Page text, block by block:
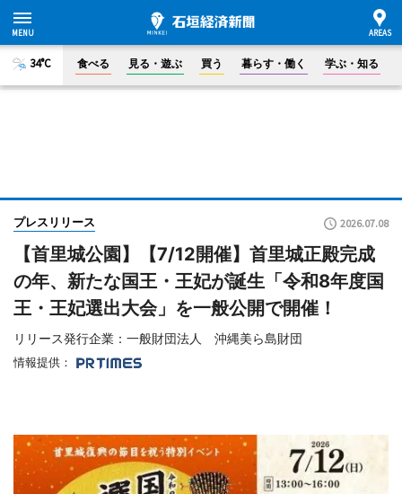
34°C 食べる 見る・遊ぶ 買う 暮らす・働く 学ぶ・知る
プレスリリース 2026.07.08
【首里城公園】【7/12開催】首里城正殿完成
の年、新たな国王・王妃が誕生「令和8年度国
王・王妃選出大会」を一般公開で開催！
リリース発行企業：一般財団法人 沖縄美ら島財団
情報提供：